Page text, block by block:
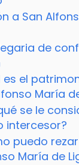
a San
de
es el
María
se le
intercesor?
puedo
María de